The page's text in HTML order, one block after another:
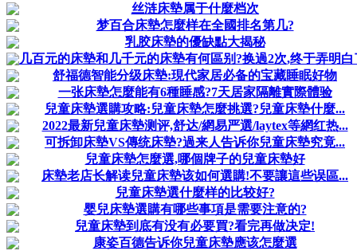
丝涟床墊属于什麼档次
梦百合床墊怎麼样在全國排名第几?
乳胶床墊的優缺點大揭秘
几百元的床墊和几千元的床墊有何區别?换過2次,终于弄明白
舒福德智能分级床墊:現代家居必备的宝藏睡眠好物
一张床墊怎麼能有6種睡感?7天居家隔離實際體验
兒童床墊選購攻略:兒童床墊怎麼挑選?兒童床墊什麼...
2022最新兒童床墊测评,舒达/網易严選/laytex等網红热...
可拆卸床墊VS傳统床墊?過来人告诉你兒童床墊究竟...
兒童床墊怎麼選,哪個牌子的兒童床墊好
床墊老店长解读兒童床墊该如何選購!不要讓這些误區...
兒童床墊選什麼样的比较好?
婴兒床墊選購有哪些事項是需要注意的?
兒童床墊到底有没有必要買?看完再做决定!
康姿百德告诉你兒童床墊應该怎麼選